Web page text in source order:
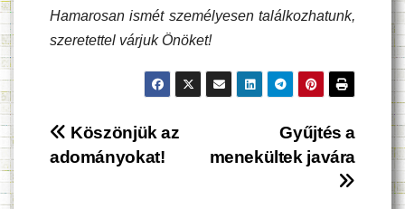
Hamarosan ismét személyesentalálkozhatunk,
szeretettel várjuk Önöket!
Bejegyzés
navigáció
Gyűjtés a
menekültek javára
Köszönjük az
adományokat!